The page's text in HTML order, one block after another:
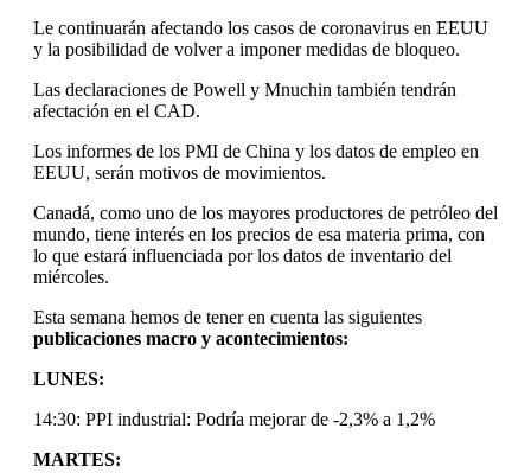
Le continuarán afectando los casos de coronavirus en EEUU
y la posibilidad de volver a imponer medidas de bloqueo.
Las declaraciones de Powell y Mnuchin también tendrán
afectación en el CAD.
Los informes de los PMI de China y los datos de empleo en
EEUU, serán motivos de movimientos.
Canadá, como uno de los mayores productores de petróleo del
mundo, tiene interés en los precios de esa materia prima, con
lo que estará influenciada por los datos de inventario del
miércoles.
Esta semana hemos de tener en cuenta las siguientes
publicaciones macro y acontecimientos:
LUNES:
14:30: PPI industrial: Podría mejorar de -2,3% a 1,2%
MARTES: